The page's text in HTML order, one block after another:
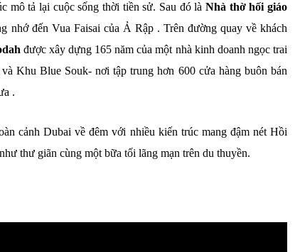
mô tả lại cuộc sống thời tiền sử. Sau đó là Nhà thờ hối giáo
nhớ đến Vua Faisai của Ả Rập . Trên đường quay về khách
được xây dựng 165 năm của một nhà kinh doanh ngọc trai
Khu Blue Souk- nơi tập trung hơn 600 cửa hàng buôn bán
.
cảnh Dubai về đêm với nhiều kiến trúc mang đậm nét Hồi
thư giãn cùng một bữa tối lãng mạn trên du thuyền.